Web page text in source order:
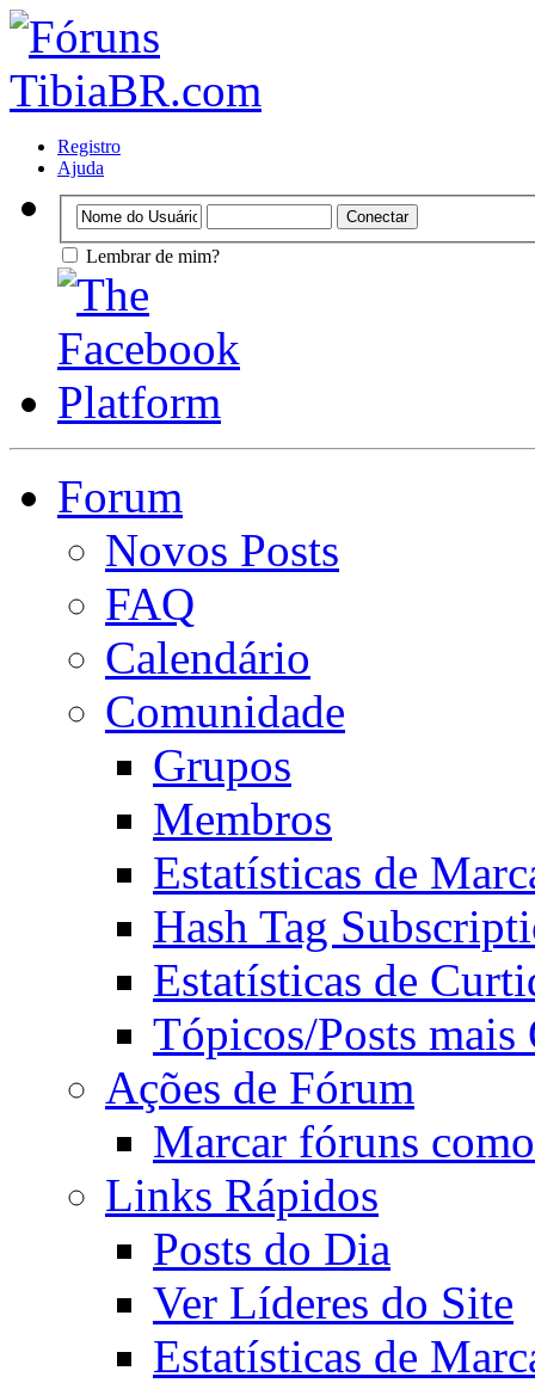
Registro
Ajuda
Lembrar de mim?
Forum
Novos Posts
FAQ
Calendário
Comunidade
Grupos
Membros
Estatísticas de
Hash Tag
Estatísticas de
Tópicos/Posts mais
Ações de Fórum
Marcar fóruns
Links Rápidos
Posts do Dia
Ver Líderes do Site
Estatísticas de